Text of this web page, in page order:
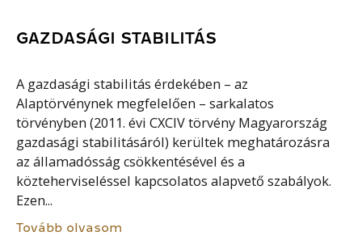
GAZDASÁGI STABILITÁS
A gazdasági stabilitás érdekében – az
Alaptörvénynek megfelelően – sarkalatos
törvényben (2011. évi CXCIV törvény Magyarország
gazdasági stabilitásáról) kerültek meghatározásra
az államadósság csökkentésével és a
közteherviseléssel kapcsolatos alapvető szabályok.
Ezen...
Tovább olvasom